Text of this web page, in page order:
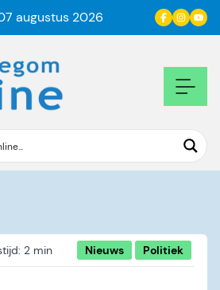
augustus 2026
Nieuws Politiek